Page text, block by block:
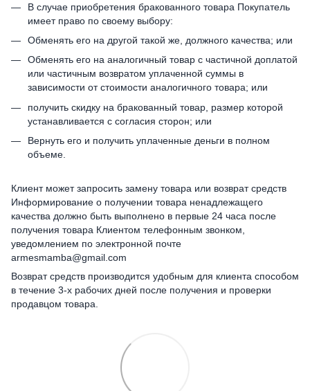
В случае приобретения бракованного товара Покупатель
имеет право по своему выбору:
Обменять его на другой такой же, должного качества; или
Обменять его на аналогичный товар с частичной доплатой
или частичным возвратом уплаченной суммы в
зависимости от стоимости аналогичного товара; или
получить скидку на бракованный товар, размер которой
устанавливается с согласия сторон; или
Вернуть его и получить уплаченные деньги в полном
объеме.
Клиент может запросить замену товара или возврат средств
Информирование о получении товара ненадлежащего
качества должно быть выполнено в первые 24 часа после
получения товара Клиентом телефонным звонком,
уведомлением по электронной почте
armesmamba@gmail.com
Возврат средств производится удобным для клиента способом
в течение 3-х рабочих дней после получения и проверки
продавцом товара.